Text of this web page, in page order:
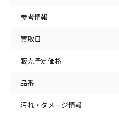
参考情報
買取日
販売予定価格
品番
汚れ・ダメージ情報